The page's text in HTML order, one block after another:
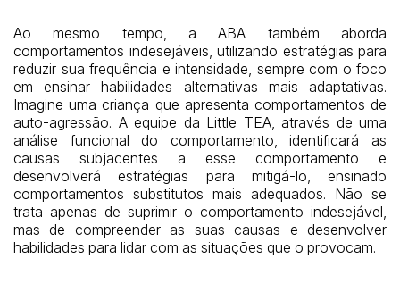
Ao mesmo tempo, a ABA também aborda
comportamentos indesejáveis, utilizando estratégias para
reduzir sua frequência e intensidade, sempre com o foco
em ensinar habilidades alternativas mais adaptativas.
Imagine uma criança que apresenta comportamentos de
auto-agressão. A equipe da Little TEA, através de uma
análise funcional do comportamento, identificará as
causas subjacentes a esse comportamento e
desenvolverá estratégias para mitigá-lo, ensinado
comportamentos substitutos mais adequados. Não se
trata apenas de suprimir o comportamento indesejável,
mas de compreender as suas causas e desenvolver
habilidades para lidar com as situações que o provocam.